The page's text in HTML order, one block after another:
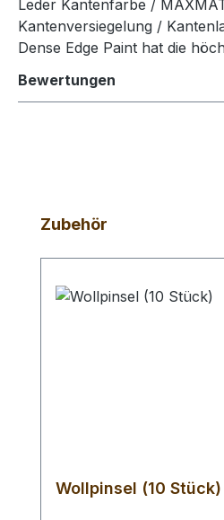
Leder Kantenfarbe /
Kantenversiegelung /
Dense Edge Paint hat die
Bewertungen
Produktgalerie
Zubehör
Wollpinsel (10 Stück)